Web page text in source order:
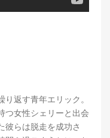
返す青年エリック。
つ女性シェリーと出会
彼らは脱走を成功さ